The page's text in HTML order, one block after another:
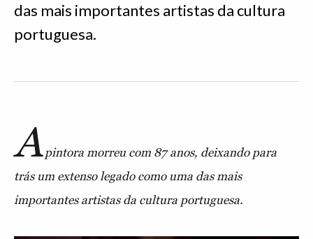
das mais importantes artistas da cultura
portuguesa.
Apintora morreu com 87 anos, deixando para
trás um extenso legado como uma das mais
importantes artistas da cultura portuguesa.